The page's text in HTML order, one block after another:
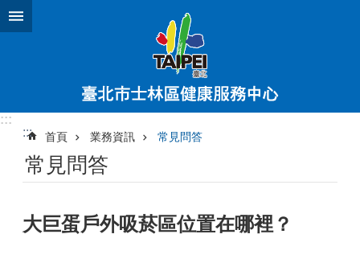
跳到主要內容區塊
:::
:::
首頁 業務資訊 常見問答
常見問答
大巨蛋戶外吸菸區位置在哪裡？